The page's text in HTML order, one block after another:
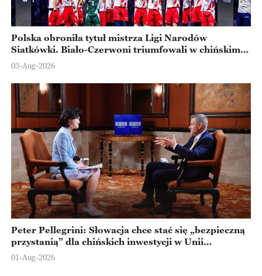
Polska obroniła tytuł mistrza Ligi Narodów
Siatkówki. Biało-Czerwoni triumfowali w chińskim
Ningbo
03-Aug-2026
Peter Pellegrini: Słowacja chce stać się „bezpieczną
przystanią” dla chińskich inwestycji w Unii
Europejskiej
01-Aug-2026